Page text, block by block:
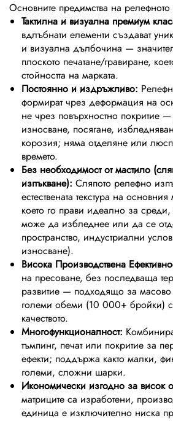
Основните предимства на релефното
Тактилна и визуална премиум
вдлъбнати елементи създават
и визуална дълбочина —
плоското печатане/гравиране,
стойността на марката.
Постоянно и издръжливо:
формират чрез деформация на
не чрез повърхностно покритие
износване, посягане,
корозия; няма отделяне или
времето.
Без необходимост от мастило
изпъкване): Сляпото релефно
естествената текстура на
което го прави идеално за среди,
може да избледнее или да се
пространство, индустриални
износване).
Висока Производствена
на пресоване, без последваща
развитие — подходящо за масово
големи обеми (10 000+ бройки) с
качеството.
Многофункционалност:
тъмпинг, печат или покритие за
ефекти; поддържа както малки,
големи, сложни шарки.
Икономически изгодно за висок
матриците са изработени,
единица е изключително ниска